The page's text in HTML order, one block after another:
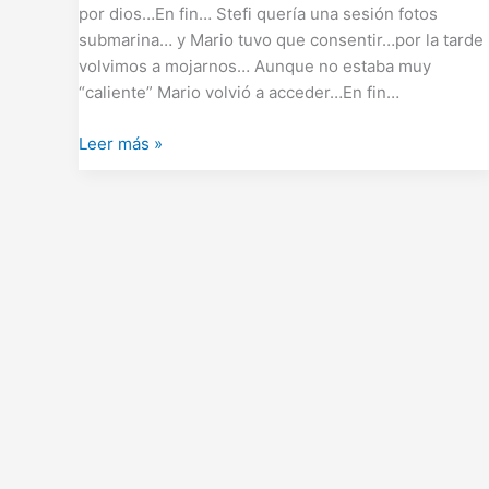
por dios…En fin… Stefi quería una sesión fotos
submarina… y Mario tuvo que consentir…por la tarde
volvimos a mojarnos… Aunque no estaba muy
“caliente” Mario volvió a acceder…En fin…
Leer más »